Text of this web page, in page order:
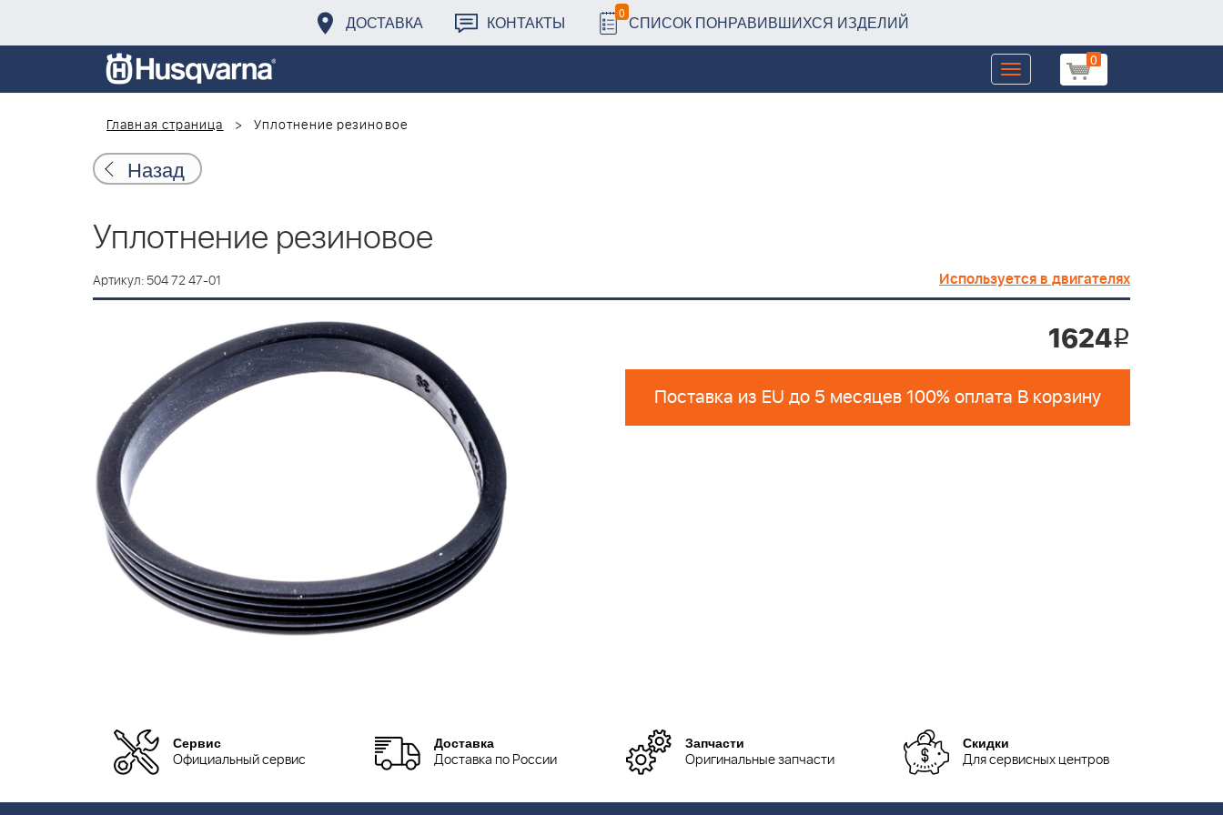
ДОСТАВКА КОНТАКТЫ 0 СПИСОК ПОНРАВИВШИХСЯ ИЗДЕЛИЙ
0
Toggle
navigation
Главная страница
Уплотнение резиновое
Назад
Уплотнение резиновое
Артикул: 504 72 47-01 Используется в двигателях
1624i
Поставка из EU до 5 месяцев 100% оплата В корзину
Сервис
Официальный сервис
Доставка
Доставка по России
Запчасти
Оригинальные запчасти
Скидки
Для сервисных центров